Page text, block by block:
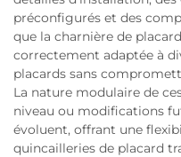
préconfigurés et des
que la charnière de
correctement adaptée à
placards sans
La nature modulaire de
niveau ou modifications
évoluent, offrant une
quincailleries de placard